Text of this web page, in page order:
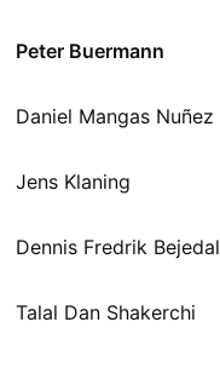
Peter Buermann
Daniel Mangas Nuñez
Jens Klaning
Dennis Fredrik Bejedal
Talal Dan Shakerchi